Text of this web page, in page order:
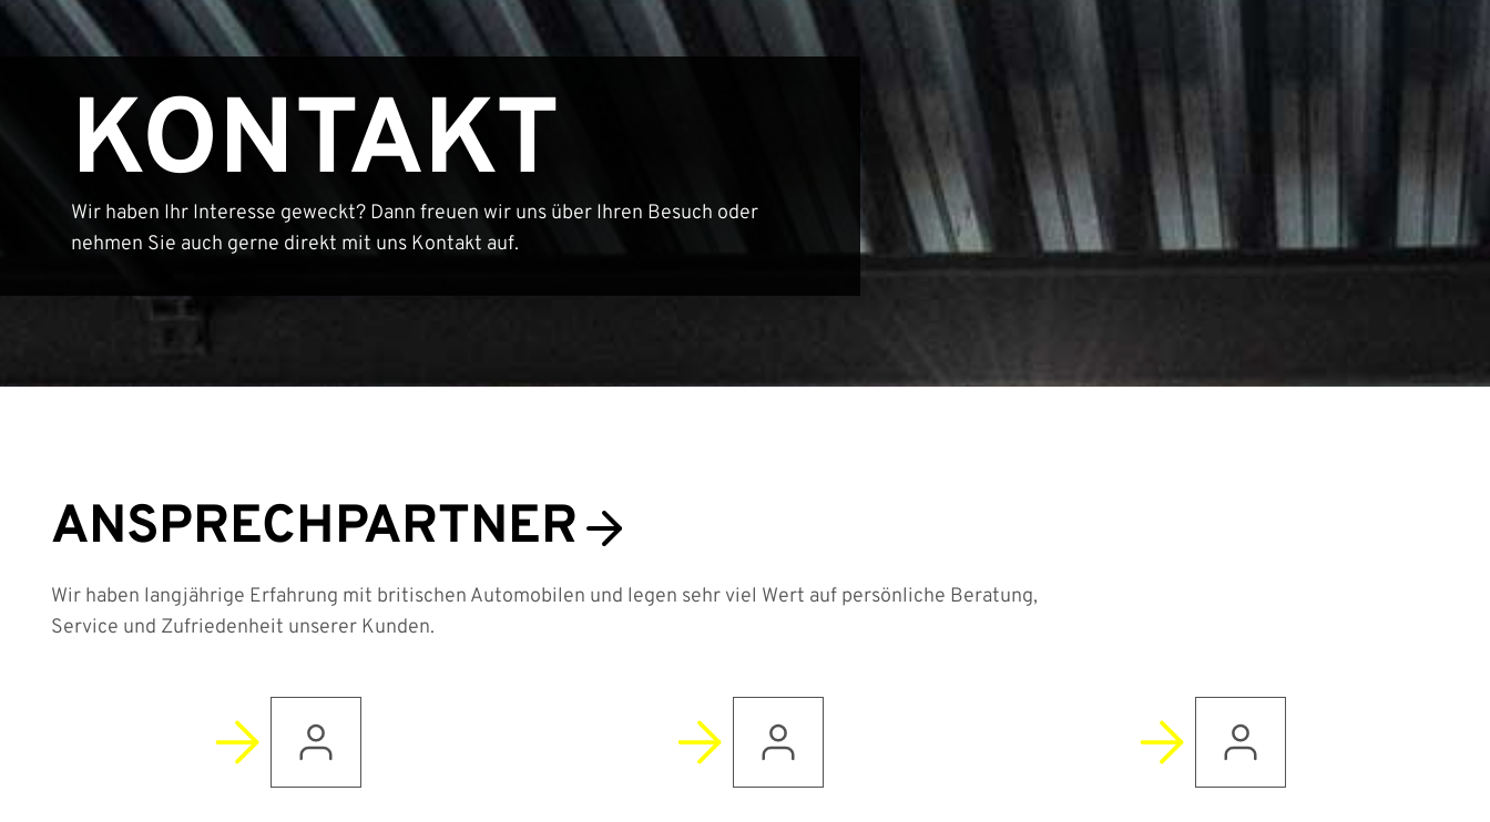
KONTAKT
Wir haben Ihr Interesse geweckt? Dann freuen wir uns über Ihren Besuch oder
nehmen Sie auch gerne direkt mit uns Kontakt auf.
ANSPRECH­PARTNER
Wir haben langjährige Erfahrung mit britischen Automobilen und legen sehr viel Wert auf persönliche Beratung,
Service und Zufriedenheit unserer Kunden.